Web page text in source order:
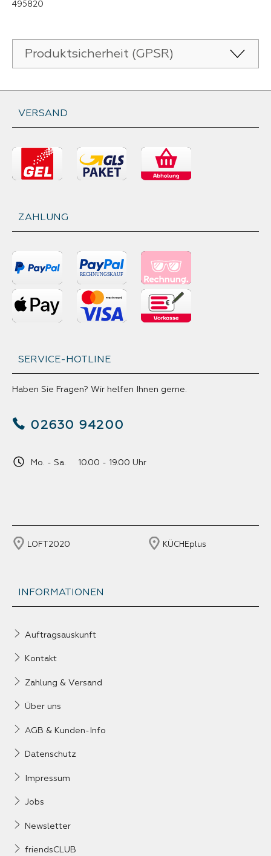
495820
Produktsicherheit (GPSR)
VERSAND
ZAHLUNG
SERVICE-HOTLINE
Haben Sie Fragen? Wir helfen Ihnen gerne.
02630 94200
Mo. - Sa. 10.00 - 19.00 Uhr
LOFT2020 KÜCHEplus
INFORMATIONEN
Auftragsauskunft
Kontakt
Zahlung & Versand
Über uns
AGB & Kunden-Info
Datenschutz
Impressum
Jobs
Newsletter
friendsCLUB